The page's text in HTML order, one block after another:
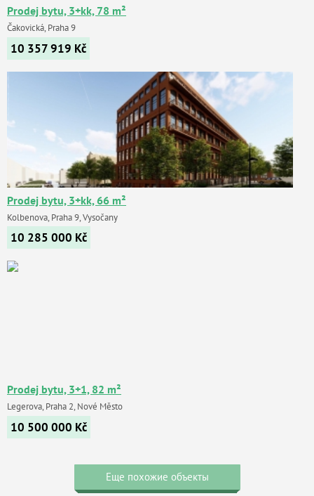
Prodej bytu, 3+kk, 78 m²
Čakovická, Praha 9
10 357 919 Kč
Prodej bytu, 3+kk, 66 m²
Kolbenova, Praha 9, Vysočany
10 285 000 Kč
Prodej bytu, 3+1, 82 m²
Legerova, Praha 2, Nové Město
10 500 000 Kč
Еще похожие объекты